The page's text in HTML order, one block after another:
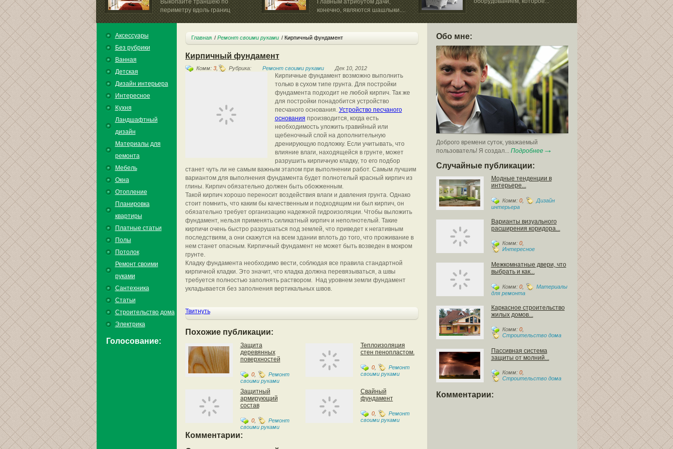
Выкопайте траншею по
периметру вдоль границ
планируемого...
Главным атрибутом дачи,
конечно, являются шашлыки....
У каждого
проблема с выбором...
Аксессуары
Без рубрики
Ванная
Детская
Дизайн интерьера
Интересное
Кухня
Ландшафтный
дизайн
Материалы для
ремонта
Мебель
Окна
Отопление
Планировка
квартиры
Платные статьи
Полы
Потолок
Ремонт своими
руками
Сантехника
Статьи
Строительство дома
Электрика
Голосование:
Обо мне:
Доброго времени суток, уважаемый
пользователь! Я создал... Подробнее
Случайные публикации:
Модные тенденции в
интерьере...
Комм: 0,
Дизайн
интерьера
Варианты визуального
расширения коридора...
Комм: 0,
Интересное
Межкомнатные двери, что
выбрать и как...
Комм: 0,
Материалы
для ремонта
Каркасное строительство
жилых домов...
Комм: 0,
Строительство дома
Пассивная система
защиты от молний...
Комм: 0,
Строительство дома
Комментарии:
Главная Ремонт своими руками Кирпичный фундамент
Кирпичный фундамент
Комм: 3, Рубрика: Ремонт своими руками Дек 10, 2012
Кирпичные фундамент возможно выполнить
только в сухом типе грунта. Для постройки
фундамента подходит не любой кирпич. Так же
для постройки понадобится устройство
песчаного основания. Устройство песчаного
основания производится, когда есть
необходимость уложить гравийный или
щебеночный слой на дополнительную
дренирующую подложку. Если учитывать, что
влияние влаги, находящейся в грунте, может
разрушить кирпичную кладку, то его подбор
станет чуть ли не самым важным этапом при выполнении работ. Самым лучшим
вариантом для выполнения фундамента будет полнотелый красный кирпич из
глины. Кирпич обязательно должен быть обожженным.
Такой кирпич хорошо переносит воздействия влаги и давления грунта. Однако
стоит помнить, что каким бы качественным и подходящим ни был кирпич, он
обязательно требует организацию надежной гидроизоляции. Чтобы выложить
фундамент, нельзя применять силикатный кирпич и неполнотелый. Такие
кирпичи очень быстро разрушаться под землей, что приведет к негативным
последствиям, а они скажутся на всем здании вплоть до того, что проживание в
нем станет опасным. Кирпичный фундамент не может быть возведен в мокром
грунте.
Кладку фундамента необходимо вести, соблюдая все правила стандартной
кирпичной кладки. Это значит, что кладка должна перевязываться, а швы
требуется полностью заполнять раствором. Над уровнем земли фундамент
укладывается без заполнения вертикальных швов.
Твитнуть
Похожие публикации:
Защита
деревянных
поверхностей
0,
Ремонт
своими руками
Теплоизоляция
стен пенопластом.
0,
Ремонт
своими руками
Защитный
армирующий
состав
0,
Ремонт
своими руками
Свайный
фундамент
0,
Ремонт
своими руками
Комментарии: